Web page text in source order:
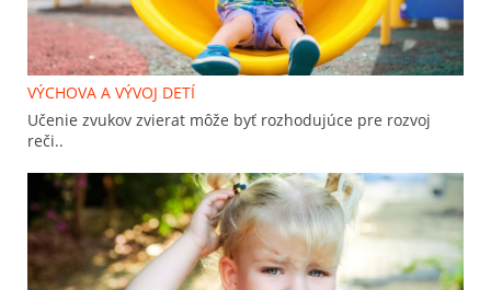
VÝCHOVA A VÝVOJ DETÍ
Učenie zvukov zvierat môže byť rozhodujúce pre rozvoj
reči..